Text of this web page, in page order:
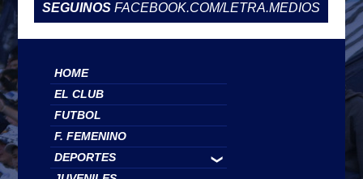
SEGUINOSFACEBOOK.COM/LETRA.MEDIOS
HOME
EL CLUB
FUTBOL
F. FEMENINO
DEPORTES
❯